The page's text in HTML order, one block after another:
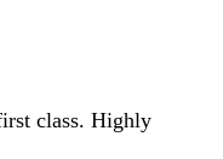
class. Highly